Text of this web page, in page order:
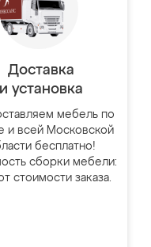
Доставка
и установка
мебель по
и всей Московской
бесплатно!
сборки мебели:
стоимости заказа.